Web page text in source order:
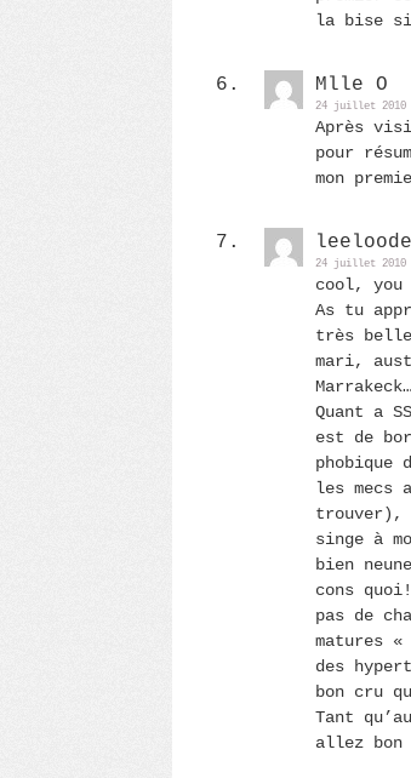
la bise
Mlle O
24 juillet 2010
Après
pour
mon
24 juillet 2010
cool,
As tu
très
mari,
Quant a
est de
phobique
les mecs
trouver),
singe à
bien
cons
pas de
matures
des
bon cru
Tant
allez